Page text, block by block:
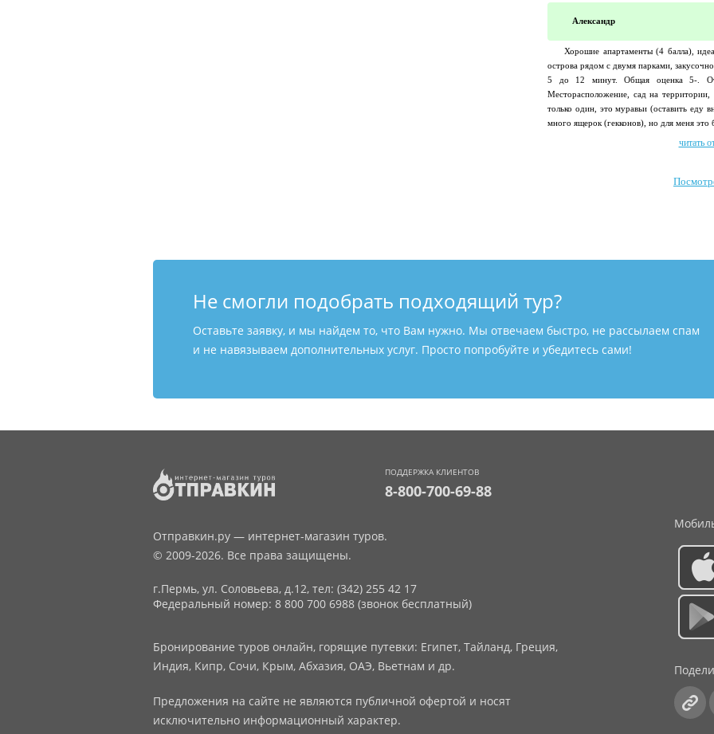
Александр
Хорошие апартаменты (4 балла),
острова рядом с двумя парками,
5 до 12 минут. Общая оценка 5-.
Месторасположение, сад на
только один, это муравьи (оставить еду
много ящерок (гекконов), но для меня
читать
Не смогли подобрать подходящий тур?
Оставьте заявку, и мы найдем то, что Вам нужно. Мы отвечаем быстро, не рассылаем спам
и не навязываем дополнительных услуг. Просто попробуйте и убедитесь сами!
ПОДДЕРЖКА КЛИЕНТОВ
8-800-700-69-88
Отправкин.ру — интернет-магазин туров.
© 2009-2026. Все права защищены.
г.Пермь, ул. Соловьева, д.12, тел: (342) 255 42 17
Федеральный номер: 8 800 700 6988 (звонок бесплатный)
Бронирование туров онлайн, горящие путевки: Египет, Тайланд, Греция,
Индия, Кипр, Сочи, Крым, Абхазия, ОАЭ, Вьетнам и др.
Предложения на сайте не являются публичной офертой и носят
исключительно информационный характер.